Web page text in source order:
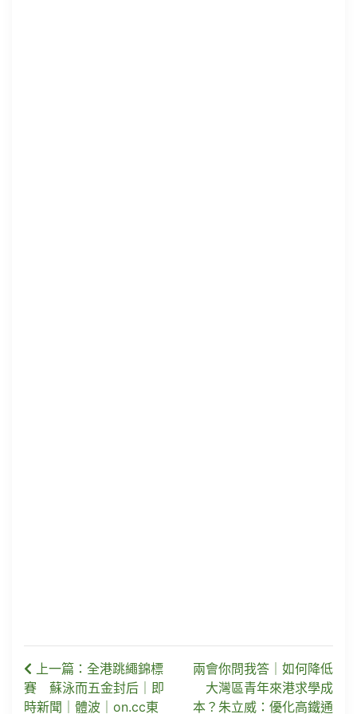
上一篇：全港跳繩錦標
賽 蘇泳而五金封后｜即
時新聞｜體波｜on.cc東
兩會你問我答｜如何降低
大灣區青年來港求學成
本？朱立威：優化高鐵通